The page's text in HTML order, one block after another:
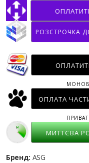
РОЗСТРОЧКА
ОПЛАТА
МИТТЄВА
Бренд: ASG